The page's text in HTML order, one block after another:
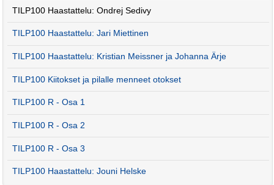
TILP100 Haastattelu: Ondrej Sedivy
TILP100 Haastattelu: Jari Miettinen
TILP100 Haastattelu: Kristian Meissner ja Johanna Ärje
TILP100 Kiitokset ja pilalle menneet otokset
TILP100 R - Osa 1
TILP100 R - Osa 2
TILP100 R - Osa 3
TILP100 Haastattelu: Jouni Helske